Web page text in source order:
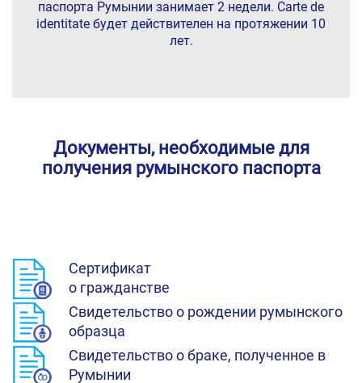
паспорта Румынии занимает 2 недели. Carte de
identitate будет действителен на протяжении 10
лет.
Документы, необходимые для
получения румынского паспорта
Сертификат
о гражданстве
Свидетельство о рождении румынского
образца
Свидетельство о браке, полученное в
Румынии